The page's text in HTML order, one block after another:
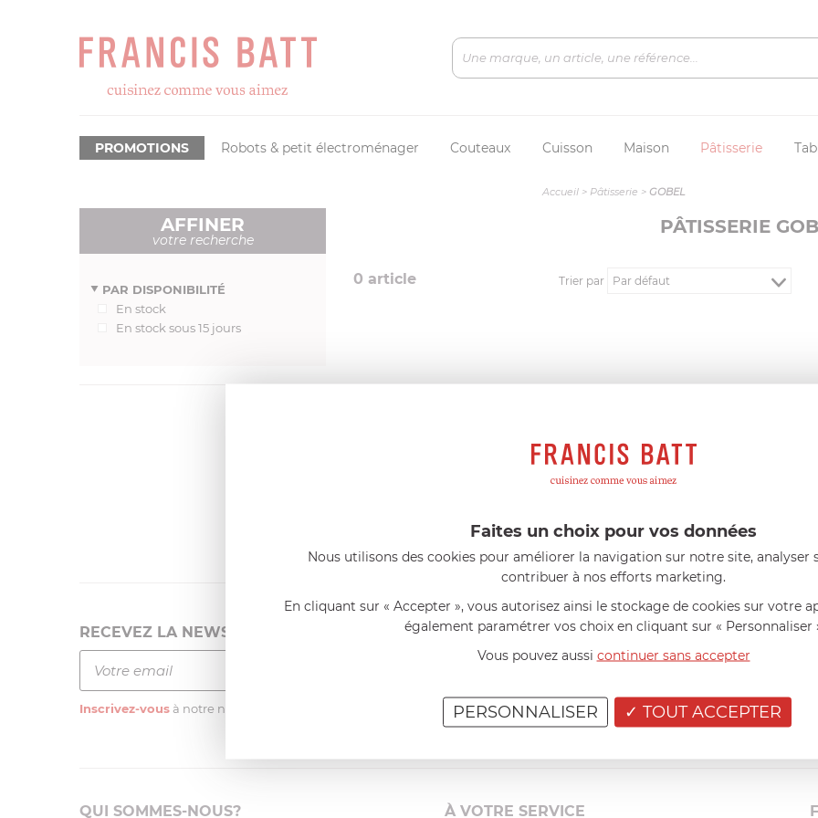
Robots & petit électroménager Couteaux Cuisson Maison Pâtisserie
PROMOTIONS
Accueil > Pâtisserie > GOBEL
AFFINER
votre recherche
PAR DISPONIBILITÉ
En stock
En stock sous 15 jours
PÂTISSERIE
0 article Trier par
le 23/06/2026 à 12:04
Casserole mini 9 cm Castelpro 5 ply poignée
l'élaboration des sauces et vient complé...»
Florence 63 ans
Couteau complet avec lame, joint
pour le robot cuiseur Cook Expert
fait. La livraison a été très rapide. ...»
RECEVEZ LA NEWSLETTER
Inscrivez-vous à notre newsletter
QUI SOMMES-NOUS? À VOTRE SERVICE
Faites un choix pour vos données
Nous utilisons des cookies pour améliorer la navigation sur notre site, analyser
contribuer à nos efforts marketing.
En cliquant sur « Accepter », vous autorisez ainsi le stockage de cookies sur votre
également paramétrer vos choix en cliquant sur « Personnaliser
Vous pouvez aussi continuer sans accepter
TOUT ACCEPTER
PERSONNALISER